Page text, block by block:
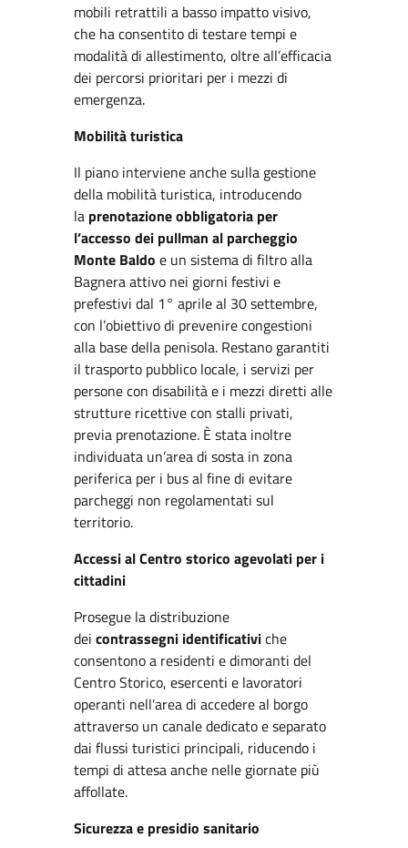
mobili retrattili a basso impatto visivo,
che ha consentito di testare tempi e
modalità di allestimento, oltre all’efficacia
dei percorsi prioritari per i mezzi di
emergenza.
Mobilità turistica
Il piano interviene anche sulla gestione
della mobilità turistica, introducendo
la prenotazione obbligatoria per
l’accesso dei pullman al parcheggio
Monte Baldo e un sistema di filtro alla
Bagnera attivo nei giorni festivi e
prefestivi dal 1° aprile al 30 settembre,
con l’obiettivo di prevenire congestioni
alla base della penisola. Restano garantiti
il trasporto pubblico locale, i servizi per
persone con disabilità e i mezzi diretti alle
strutture ricettive con stalli privati,
previa prenotazione. È stata inoltre
individuata un’area di sosta in zona
periferica per i bus al fine di evitare
parcheggi non regolamentati sul
territorio.
Accessi al Centro storico agevolati per i
cittadini
Prosegue la distribuzione
dei contrassegni identificativiche
consentono a residenti e dimoranti del
Centro Storico, esercenti e lavoratori
operanti nell’area di accedere al borgo
attraverso un canale dedicato e separato
dai flussi turistici principali, riducendo i
tempi di attesa anche nelle giornate più
affollate.
Sicurezza e presidio sanitario